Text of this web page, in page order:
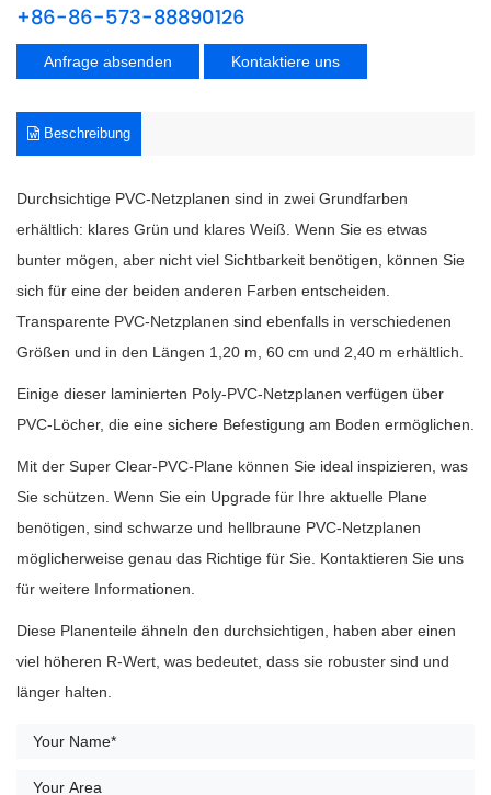
+86-86-573-88890126
Anfrage absenden Kontaktiere uns
Beschreibung
Durchsichtige PVC-Netzplanen sind in zwei Grundfarben
erhältlich: klares Grün und klares Weiß. Wenn Sie es etwas
bunter mögen, aber nicht viel Sichtbarkeit benötigen, können Sie
sich für eine der beiden anderen Farben entscheiden.
Transparente PVC-Netzplanen sind ebenfalls in verschiedenen
Größen und in den Längen 1,20 m, 60 cm und 2,40 m erhältlich.
Einige dieser laminierten Poly-PVC-Netzplanen verfügen über
PVC-Löcher, die eine sichere Befestigung am Boden ermöglichen.
Mit der Super Clear-PVC-Plane können Sie ideal inspizieren, was
Sie schützen. Wenn Sie ein Upgrade für Ihre aktuelle Plane
benötigen, sind schwarze und hellbraune PVC-Netzplanen
möglicherweise genau das Richtige für Sie. Kontaktieren Sie uns
für weitere Informationen.
Diese Planenteile ähneln den durchsichtigen, haben aber einen
viel höheren R-Wert, was bedeutet, dass sie robuster sind und
länger halten.